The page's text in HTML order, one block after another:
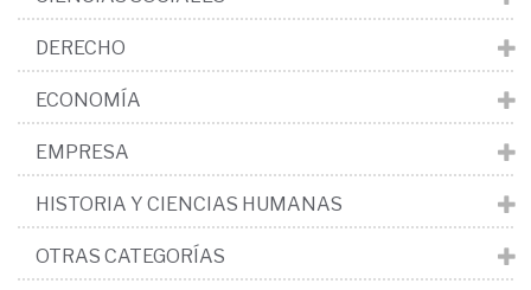
DERECHO
ECONOMÍA
EMPRESA
HISTORIA Y CIENCIAS HUMANAS
OTRAS CATEGORÍAS